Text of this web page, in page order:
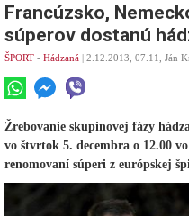
Francúzsko,
súperov dostanú
ŠPORT - Hádzaná | 2.12.2013, 07.11, Ján
Žrebovanie skupinovej fázy
vo štvrtok 5. decembra o 12.00
renomovaní súperi z európskej